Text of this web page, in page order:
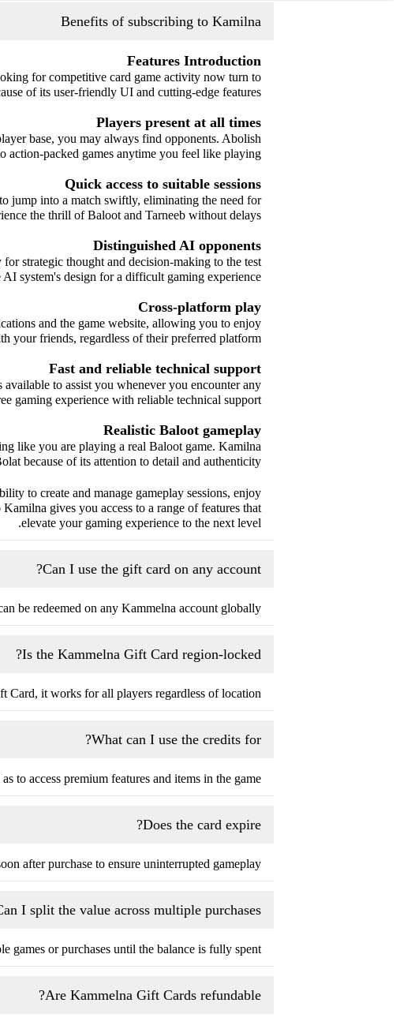
Benefits of subscribing to Kamilna
Features Introduction
for competitive card game activity now turn to
of its user-friendly UI and cutting-edge features.
Players present at all times
base, you may always find opponents. Abolish
packed games anytime you feel like playing.
Quick access to suitable sessions
jump into a match swiftly, eliminating the need for
the thrill of Baloot and Tarneeb without delays.
Distinguished AI opponents
strategic thought and decision-making to the test
AI system's design for a difficult gaming experience.
Cross-platform play
and the game website, allowing you to enjoy
your friends, regardless of their preferred platform.
Fast and reliable technical support
to assist you whenever you encounter any
gaming experience with reliable technical support.
Realistic Baloot gameplay
like you are playing a real Baloot game. Kamilna
because of its attention to detail and authenticity.
to create and manage gameplay sessions, enjoy
gives you access to a range of features that
elevate your gaming experience to the next level.
Can I use the gift card on any account?
be redeemed on any Kammelna account globally.
Is the Kammelna Gift Card region-locked?
Card, it works for all players regardless of location.
What can I use the credits for?
to access premium features and items in the game.
Does the card expire?
after purchase to ensure uninterrupted gameplay.
I split the value across multiple purchases?
games or purchases until the balance is fully spent.
Are Kammelna Gift Cards refundable?